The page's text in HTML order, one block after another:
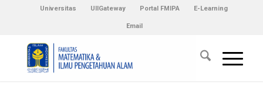
Universitas UIIGateway Portal FMIPA E-Learning
Email